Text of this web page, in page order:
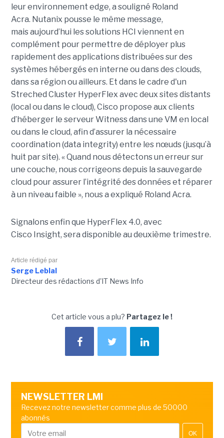
leur environnement edge, a souligné Roland
Acra. Nutanix pousse le même message,
mais aujourd’hui les solutions HCI viennent en
complément pour permettre de déployer plus
rapidement des applications distribuées sur des
systèmes hébergés en interne ou dans des clouds,
dans sa région ou ailleurs. Et dans le cadre d'un
Streched Cluster HyperFlex avec deux sites distants
(local ou dans le cloud), Cisco propose aux clients
d’héberger le serveur Witness dans une VM en local
ou dans le cloud, afin d’assurer la nécessaire
coordination (data integrity) entre les nœuds (jusqu’à
huit par site). « Quand nous détectons un erreur sur
une couche, nous corrigeons depuis la sauvegarde
cloud pour assurer l’intégrité des données et réparer
à un niveau faible », nous a expliqué Roland Acra.
Signalons enfin que HyperFlex 4.0, avec
Cisco Insight, sera disponible au deuxième trimestre.
Article rédigé par
Serge Leblal
Directeur des rédactions d'IT News Info
Cet article vous a plu? Partagez le !
NEWSLETTER LMI
Recevez notre newsletter comme plus de 50000
abonnés
OK